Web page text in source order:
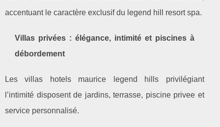
accentuant le caractère exclusif du legend hill resort spa.
Villas privées : élégance, intimité et piscines à
débordement
Les villas hotels maurice legend hills privilégiant
l’intimité disposent de jardins, terrasse, piscine privee et
service personnalisé.